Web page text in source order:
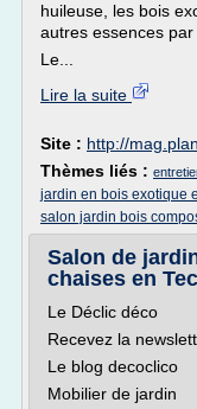
huileuse, les bois
autres essences
Le...
Lire la suite
Site : http://
Thèmes liés :
jardin en bois exotique
salon jardin bois
Salon de
chaises en
Le Déclic déco
Recevez la
Le blog decoclico
Mobilier de jardin